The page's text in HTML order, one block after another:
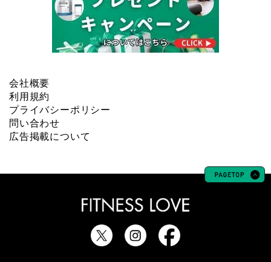
会社概要
利用規約
プライバシーポリシー
問い合わせ
広告掲載について